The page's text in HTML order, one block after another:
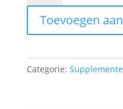
-
Aardbei
&
Protein
zak
Toevoegen
Categorie: